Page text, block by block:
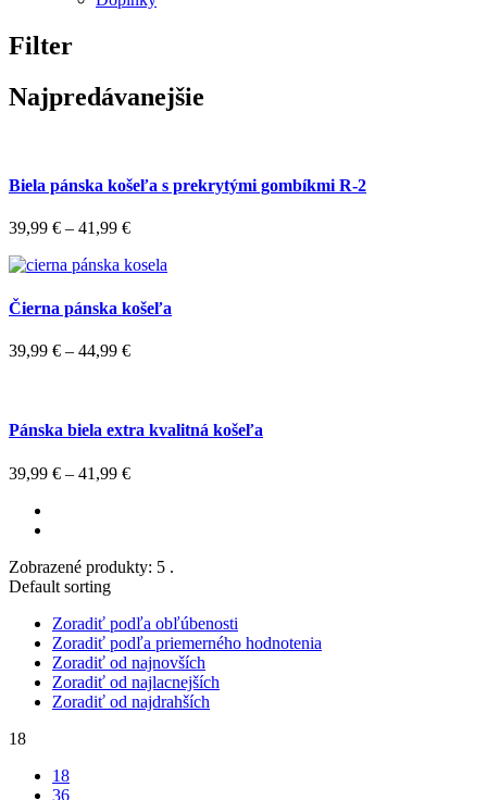
Filter
Najpredávanejšie
Biela pánska košeľa s prekrytými gombíkmi R-2
39,99 € – 41,99 €
Čierna pánska košeľa
39,99 € – 44,99 €
Pánska biela extra kvalitná košeľa
39,99 € – 41,99 €
Zobrazené produkty: 5 .
Default sorting
Zoradiť podľa obľúbenosti
Zoradiť podľa priemerného hodnotenia
Zoradiť od najnovších
Zoradiť od najlacnejších
Zoradiť od najdrahších
18
18
36